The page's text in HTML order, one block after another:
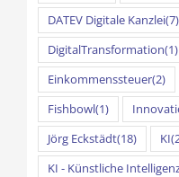
DATEV Digitale Kanzlei(7)
DigitalTransformation(1)
Einkommenssteuer(2)
Fishbowl(1)
Jörg Eckstädt(18) KI
KI - Künstliche